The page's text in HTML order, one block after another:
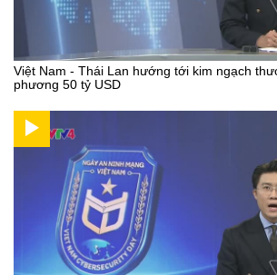
Việt Nam - Thái Lan hướng tới kim ngạch
phương 50 tỷ USD